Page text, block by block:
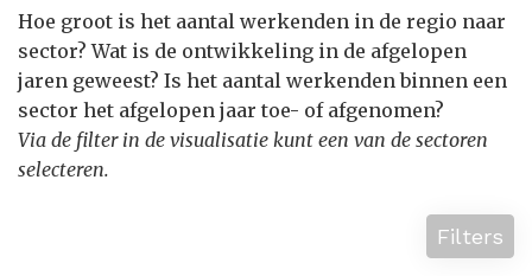
Hoe groot is het aantal werkenden in de regio naar
sector? Wat is de ontwikkeling in de afgelopen
jaren geweest? Is het aantal werkenden binnen een
sector het afgelopen jaar toe- of afgenomen?
Via de filter in de visualisatie kunt een van de sectoren
selecteren.
Filters